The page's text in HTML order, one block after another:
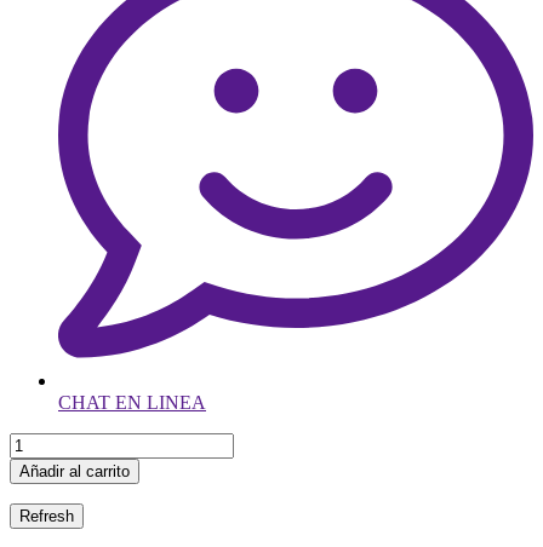
CHAT EN LINEA
Añadir al carrito